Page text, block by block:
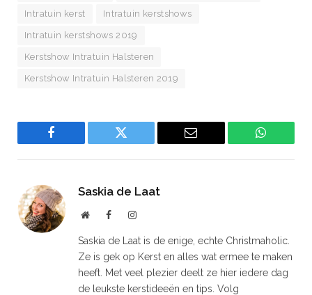
Intratuin kerst Intratuin kerstshows
Intratuin kerstshows 2019
Kerstshow Intratuin Halsteren
Kerstshow Intratuin Halsteren 2019
Facebook Twitter Email
Saskia de Laat
WebsiteFacebookInstagram
Saskia de Laat is de enige, echte Christmaholic.
Ze is gek op Kerst en alles wat ermee te maken
heeft. Met veel plezier deelt ze hier iedere dag
de leukste kerstideeën en tips. Volg